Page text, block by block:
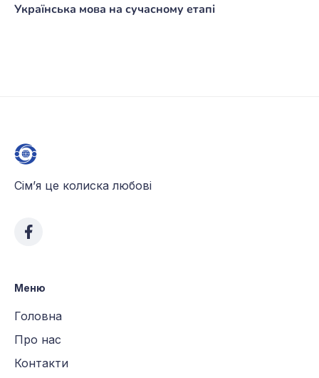
Українська мова на сучасному етапі
Сім’я це колиска любові
Меню
Головна
Про нас
Контакти